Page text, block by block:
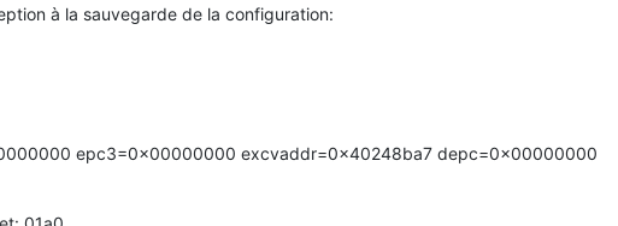
à la sauvegarde de la configuration:
epc3=0x00000000 excvaddr=0x40248ba7 depc=0x00000000